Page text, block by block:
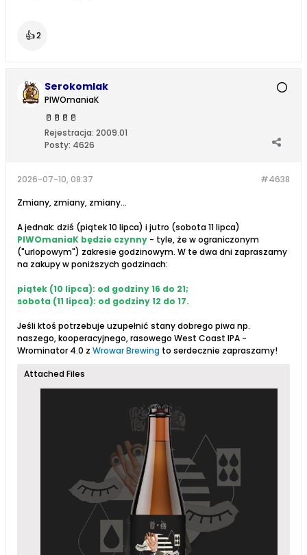
👍2
Serokomlak
PIWOmaniaK
🥛 🥛 🥛 🥛
Rejestracja: 2009.01
Posty: 4626
#4638
2026-07-10, 08:37
Zmiany, zmiany, zmiany...
A jednak: dziś (piątek 10 lipca) i jutro (sobota 11 lipca)
PIWOmaniaK będzie czynny - tyle, że w ograniczonym
("urlopowym") zakresie godzinowym. W te dwa dni zapraszamy
na zakupy w poniższych godzinach:
piątek (10 lipca): od godziny 16 do 21;
sobota (11 lipca): od godziny 12 do 17.
Jeśli ktoś potrzebuje uzupełnić stany dobrego piwa np.
naszego, kooperacyjnego, rasowego West Coast IPA -
Wrominator 4.0 z Wrowar Brewing to serdecznie zapraszamy!
Attached Files